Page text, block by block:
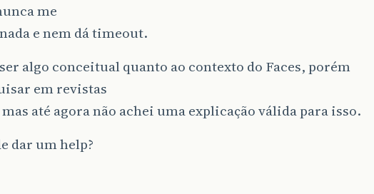
me
e nem dá timeout.
algo conceitual quanto ao contexto do Faces, porém
em revistas
até agora não achei uma explicação válida para isso.
dar um help?